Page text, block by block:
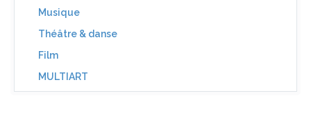
Musique
Théâtre & danse
Film
MULTIART